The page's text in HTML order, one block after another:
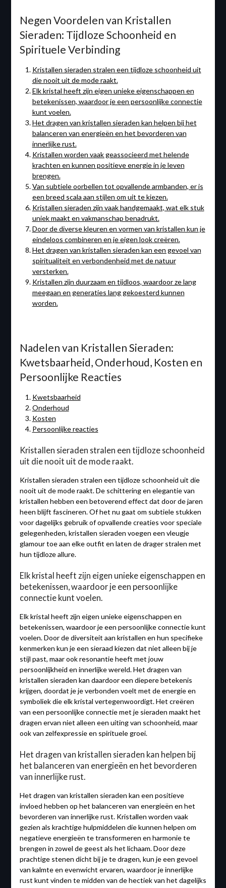
Negen Voordelen van Kristallen
Sieraden: Tijdloze Schoonheid en
Spirituele Verbinding
Kristallen sieraden stralen een tijdloze schoonheid uit
die nooit uit de mode raakt.
Elk kristal heeft zijn eigen unieke eigenschappen en
betekenissen, waardoor je een persoonlijke connectie
kunt voelen.
Het dragen van kristallen sieraden kan helpen bij het
balanceren van energieën en het bevorderen van
innerlijke rust.
Kristallen worden vaak geassocieerd met helende
krachten en kunnen positieve energie in je leven
brengen.
Van subtiele oorbellen tot opvallende armbanden, er is
een breed scala aan stijlen om uit te kiezen.
Kristallen sieraden zijn vaak handgemaakt, wat elk stuk
uniek maakt en vakmanschap benadrukt.
Door de diverse kleuren en vormen van kristallen kun je
eindeloos combineren en je eigen look creëren.
Het dragen van kristallen sieraden kan een gevoel van
spiritualiteit en verbondenheid met de natuur
versterken.
Kristallen zijn duurzaam en tijdloos, waardoor ze lang
meegaan en generaties lang gekoesterd kunnen
worden.
Nadelen van Kristallen Sieraden:
Kwetsbaarheid, Onderhoud, Kosten en
Persoonlijke Reacties
Kwetsbaarheid
Onderhoud
Kosten
Persoonlijke reacties
Kristallen sieraden stralen een tijdloze schoonheid
uit die nooit uit de mode raakt.
Kristallen sieraden stralen een tijdloze schoonheid uit die
nooit uit de mode raakt. De schittering en elegantie van
kristallen hebben een betoverend effect dat door de jaren
heen blijft fascineren. Of het nu gaat om subtiele stukken
voor dagelijks gebruik of opvallende creaties voor speciale
gelegenheden, kristallen sieraden voegen een vleugje
glamour toe aan elke outfit en laten de drager stralen met
hun tijdloze allure.
Elk kristal heeft zijn eigen unieke eigenschappen en
betekenissen, waardoor je een persoonlijke
connectie kunt voelen.
Elk kristal heeft zijn eigen unieke eigenschappen en
betekenissen, waardoor je een persoonlijke connectie kunt
voelen. Door de diversiteit aan kristallen en hun specifieke
kenmerken kun je een sieraad kiezen dat niet alleen bij je
stijl past, maar ook resonantie heeft met jouw
persoonlijkheid en innerlijke wereld. Het dragen van
kristallen sieraden kan daardoor een diepere betekenis
krijgen, doordat je je verbonden voelt met de energie en
symboliek die elk kristal vertegenwoordigt. Het creëren
van een persoonlijke connectie met je sieraden maakt het
dragen ervan niet alleen een uiting van schoonheid, maar
ook van zelfexpressie en spirituele groei.
Het dragen van kristallen sieraden kan helpen bij
het balanceren van energieën en het bevorderen
van innerlijke rust.
Het dragen van kristallen sieraden kan een positieve
invloed hebben op het balanceren van energieën en het
bevorderen van innerlijke rust. Kristallen worden vaak
gezien als krachtige hulpmiddelen die kunnen helpen om
negatieve energieën te transformeren en harmonie te
brengen in zowel de geest als het lichaam. Door deze
prachtige stenen dicht bij je te dragen, kun je een gevoel
van kalmte en evenwicht ervaren, waardoor je innerlijke
rust kunt vinden te midden van de hectiek van het dagelijks